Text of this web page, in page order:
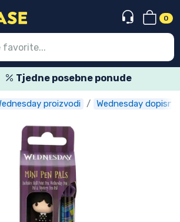
0
Tjedne posebne ponude
proizvodi Wednesday
Registracija
dostava